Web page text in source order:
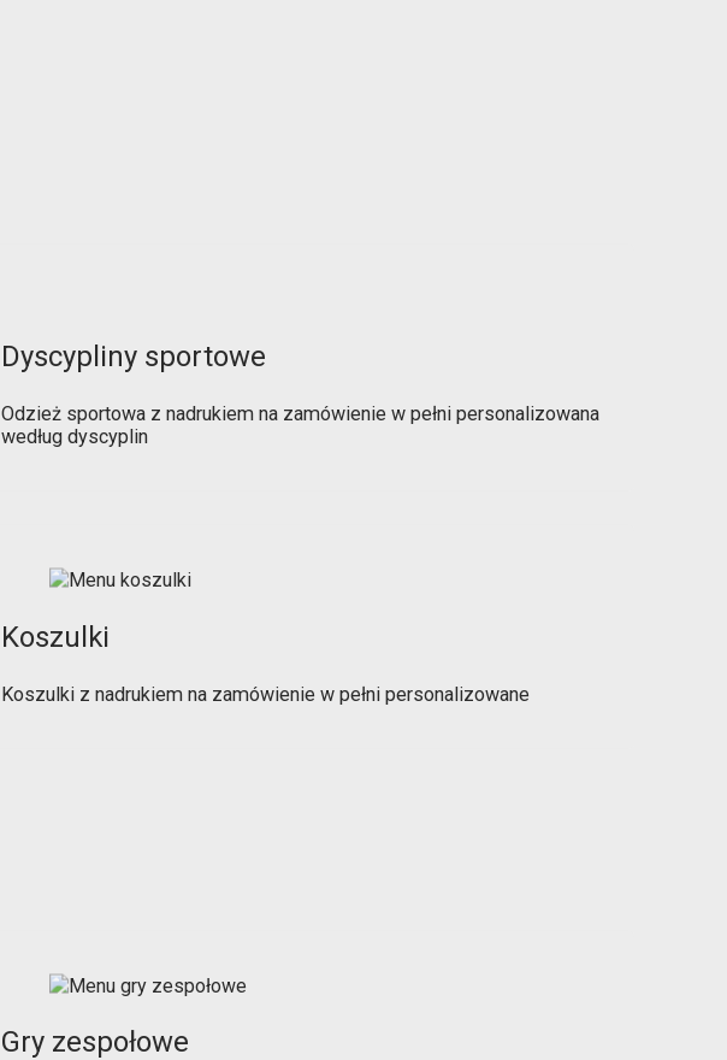
Dyscypliny sportowe
Odzież sportowa z nadrukiem na zamówienie w pełni personalizowana
według dyscyplin
Koszulki
Koszulki z nadrukiem na zamówienie w pełni personalizowane
Gry zespołowe